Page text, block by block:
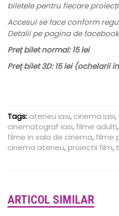
biletele pentru fiecare
Accesul se face conform
Detalii pe pagina de facebook
Preț bilet normal: 15 lei
Preț bilet 3D: 15 lei (ochelarii
Tags: ateneu iasi, cinema iasi,
cinematograf iasi, filme adulti,
filme in sala de cinema, filme
cinema ateneu,proiectii film,
ARTICOL SIMILAR